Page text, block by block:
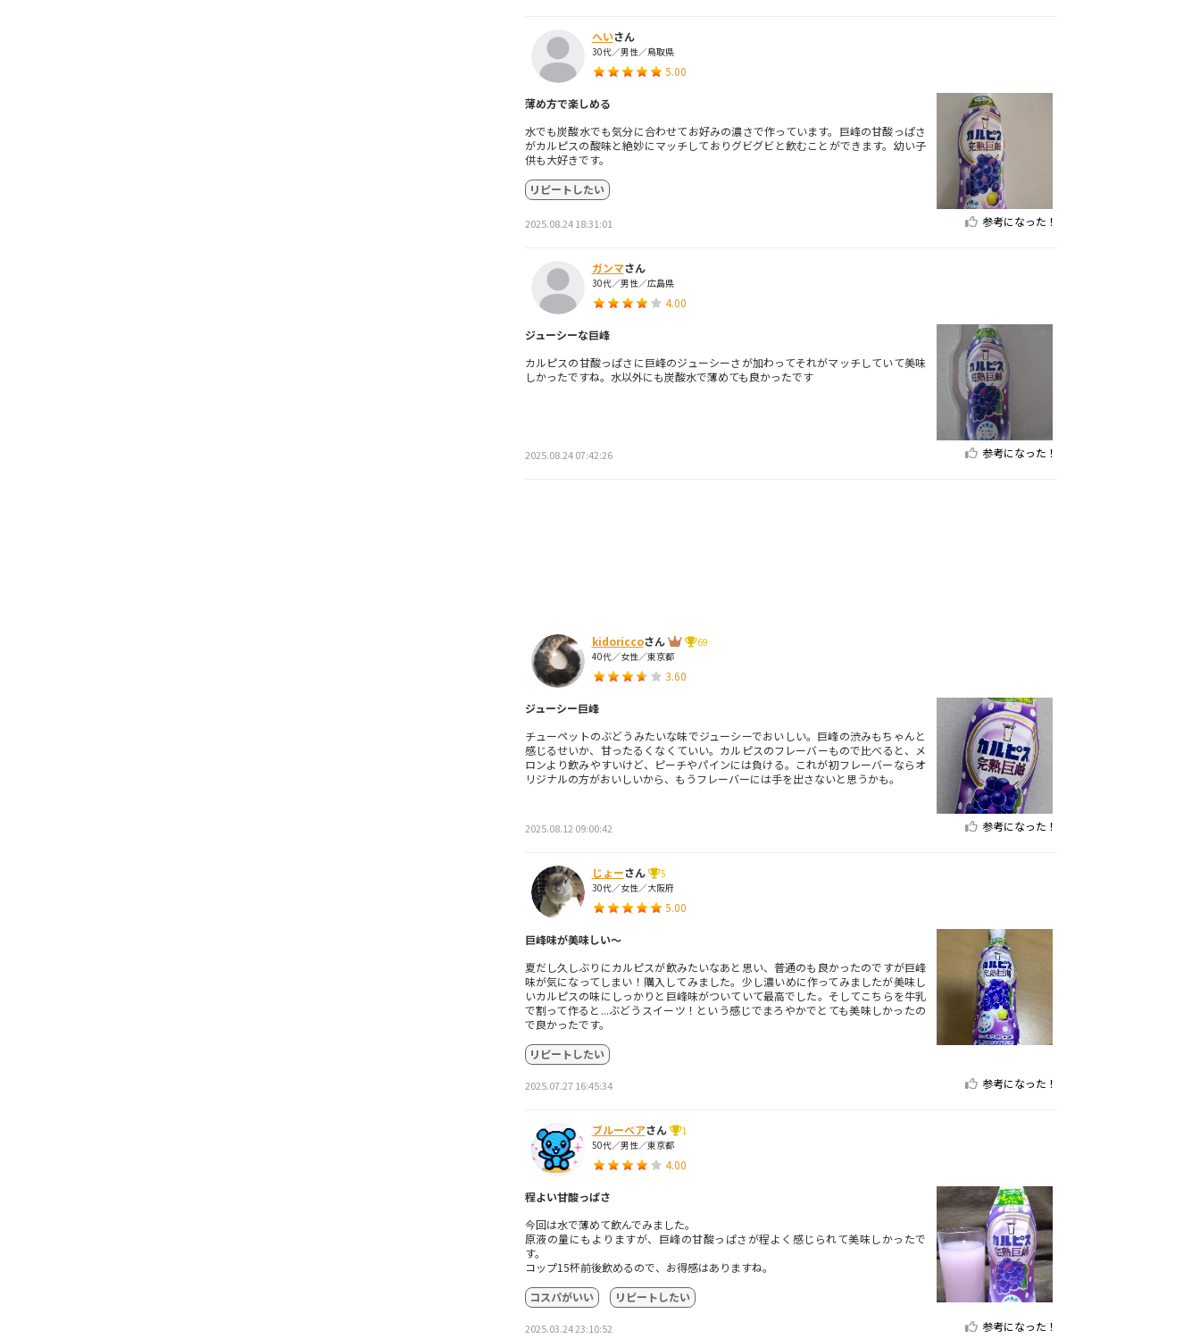
へいさん
30代／男性／鳥取県
5.00
薄め方で楽しめる
水でも炭酸水でも気分に合わせてお好みの濃さで作っています。巨峰の甘酸っぱさ
がカルピスの酸味と絶妙にマッチしておりグビグビと飲むことができます。幼い子
供も大好きです。
リピートしたい
2025.08.24 18:31:01 参考になった！
ガンマさん
30代／男性／広島県
4.00
ジューシーな巨峰
カルピスの甘酸っぱさに巨峰のジューシーさが加わってそれがマッチしていて美味
しかったですね。水以外にも炭酸水で薄めても良かったです
2025.08.24 07:42:26 参考になった！
kidoriccoさん
69
40代／女性／東京都
3.60
ジューシー巨峰
チューペットのぶどうみたいな味でジューシーでおいしい。巨峰の渋みもちゃんと
感じるせいか、甘ったるくなくていい。カルピスのフレーバーもので比べると、メ
ロンより飲みやすいけど、ピーチやパインには負ける。これが初フレーバーならオ
リジナルの方がおいしいから、もうフレーバーには手を出さないと思うかも。
2025.08.12 09:00:42 参考になった！
じょーさん
5
30代／女性／大阪府
5.00
巨峰味が美味しい〜
夏だし久しぶりにカルピスが飲みたいなあと思い、普通のも良かったのですが巨峰
味が気になってしまい！購入してみました。少し濃いめに作ってみましたが美味し
いカルピスの味にしっかりと巨峰味がついていて最高でした。そしてこちらを牛乳
で割って作ると...ぶどうスイーツ！という感じでまろやかでとても美味しかったの
で良かったです。
リピートしたい
2025.07.27 16:45:34 参考になった！
ブルーベアさん
1
50代／男性／東京都
4.00
程よい甘酸っぱさ
今回は水で薄めて飲んでみました。
原液の量にもよりますが、巨峰の甘酸っぱさが程よく感じられて美味しかったで
す。
コップ15杯前後飲めるので、お得感はありますね。
コスパがいい
リピートしたい
2025.03.24 23:10:52 参考になった！